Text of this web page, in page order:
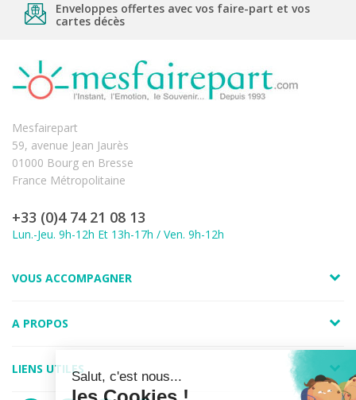
Enveloppes offertes avec vos faire-part et vos
cartes décès
Mesfairepart
59, avenue Jean Jaurès
01000 Bourg en Bresse
France Métropolitaine
+33 (0)4 74 21 08 13
Lun.-Jeu. 9h-12h Et 13h-17h / Ven. 9h-12h
VOUS ACCOMPAGNER
A PROPOS
LIENS UTILES